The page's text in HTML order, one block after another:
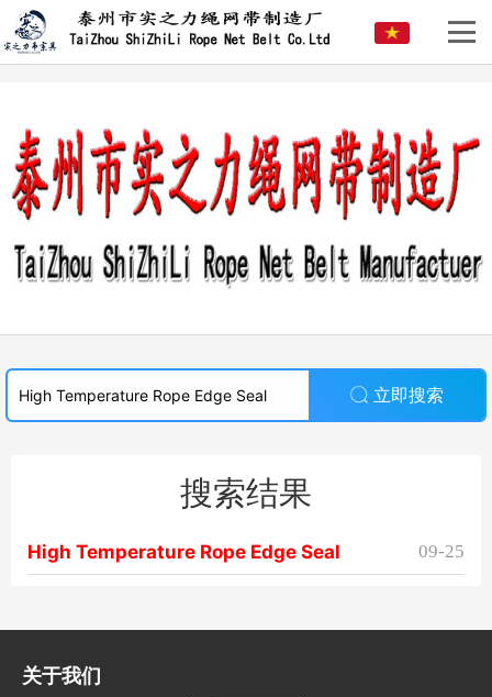
立即搜索
搜索结果
High Temperature Rope Edge Seal 09-25
关于我们